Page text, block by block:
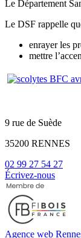
Le Département
Le DSF rappelle
enrayer les
mettre
9 rue de Suède
35200 RENNES
02 99 27 54 27
Écrivez-nous
Agence web